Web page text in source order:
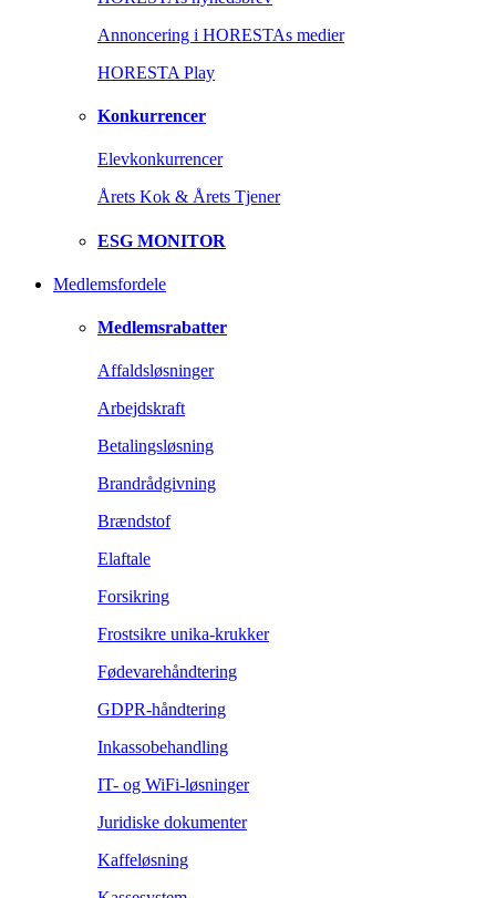
Annoncering i HORESTAs medier
HORESTA Play
Konkurrencer
Elevkonkurrencer
Årets Kok & Årets Tjener
ESG MONITOR
Medlemsfordele
Medlemsrabatter
Affaldsløsninger
Arbejdskraft
Betalingsløsning
Brandrådgivning
Brændstof
Elaftale
Forsikring
Frostsikre unika-krukker
Fødevarehåndtering
GDPR-håndtering
Inkassobehandling
IT- og WiFi-løsninger
Juridiske dokumenter
Kaffeløsning